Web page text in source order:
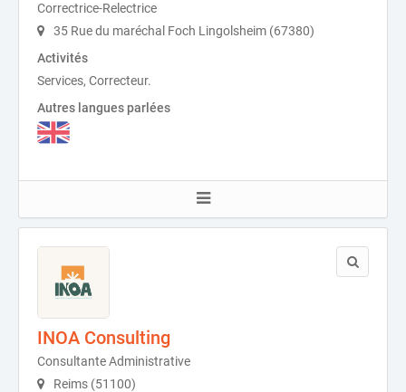
Correctrice-Relectrice
35 Rue du maréchal Foch Lingolsheim (67380)
Activités
Services, Correcteur.
Autres langues parlées
INOA Consulting
Consultante Administrative
Reims (51100)